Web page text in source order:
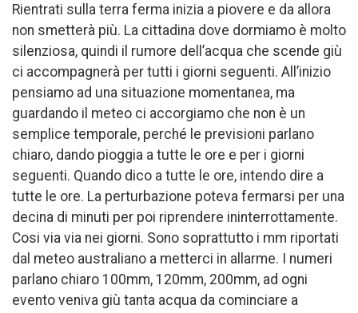
Rientrati sulla terra ferma inizia a piovere e da allora
non smetterà più. La cittadina dove dormiamo è molto
silenziosa, quindi il rumore dell’acqua che scende giù
ci accompagnerà per tutti i giorni seguenti. All’inizio
pensiamo ad una situazione momentanea, ma
guardando il meteo ci accorgiamo che non è un
semplice temporale, perché le previsioni parlano
chiaro, dando pioggia a tutte le ore e per i giorni
seguenti. Quando dico a tutte le ore, intendo dire a
tutte le ore. La perturbazione poteva fermarsi per una
decina di minuti per poi riprendere ininterrottamente.
Cosi via via nei giorni. Sono soprattutto i mm riportati
dal meteo australiano a metterci in allarme. I numeri
parlano chiaro 100mm, 120mm, 200mm, ad ogni
evento veniva giù tanta acqua da cominciare a